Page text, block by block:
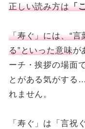
正しい読み方は「
「寿ぐ」には、“言
る”といった意味が
ーチ・挨拶の場面
とがある気がする
れません。
「寿ぐ」は「言祝